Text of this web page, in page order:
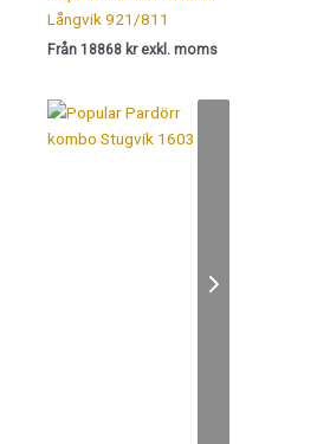
Långvik 921/811
Från 18868 kr exkl. moms